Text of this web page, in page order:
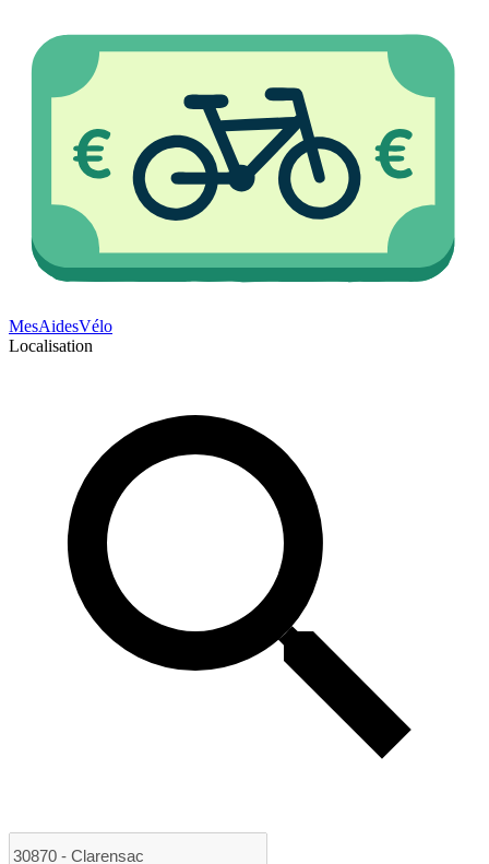
MesAidesVélo
Localisation